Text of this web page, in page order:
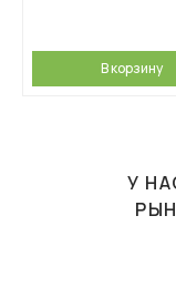
В корзину
У